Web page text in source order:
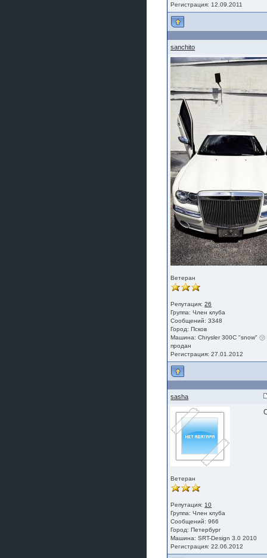
Регистрация: 12.09.2011
sanchito
Ветеран
Репутация:26
Группа:Член клуба
Сообщений: 3348
Город: Псков
Машина: Chrysler 300C "snow" ㋡
продан
Регистрация: 27.01.2012
sasha
Ветеран
Репутация: 10
Группа:Член клуба
Сообщений: 966
Город: Петербург
Машина: SRT-Design 3.0 2010
Регистрация: 22.06.2012